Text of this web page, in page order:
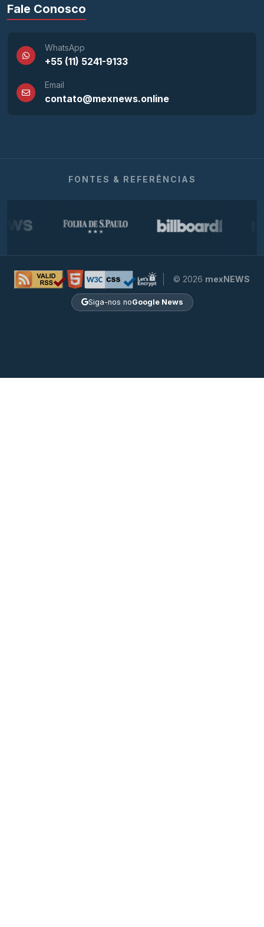
Fale Conosco
WhatsApp
+55 (11) 5241-9133
Email
contato@mexnews.online
FONTES & REFERÊNCIAS
© 2026 mexNEWS
Siga-nos noGoogle News